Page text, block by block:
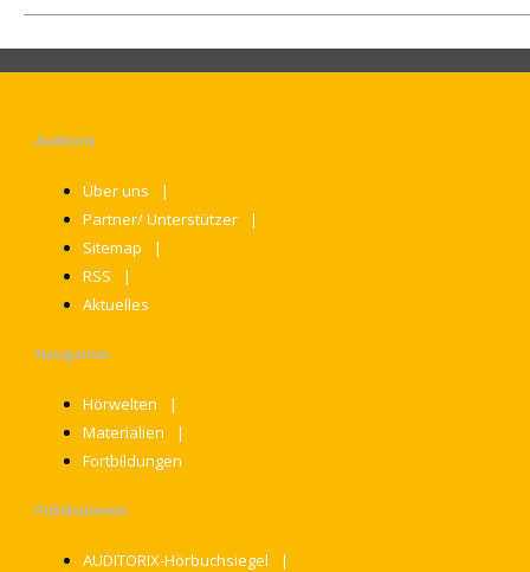
Auditorix
Über uns
Partner/ Unterstützer
Sitemap
RSS
Aktuelles
Navigation
Hörwelten
Materialien
Fortbildungen
Publikationen
AUDITORIX-Hörbuchsiegel